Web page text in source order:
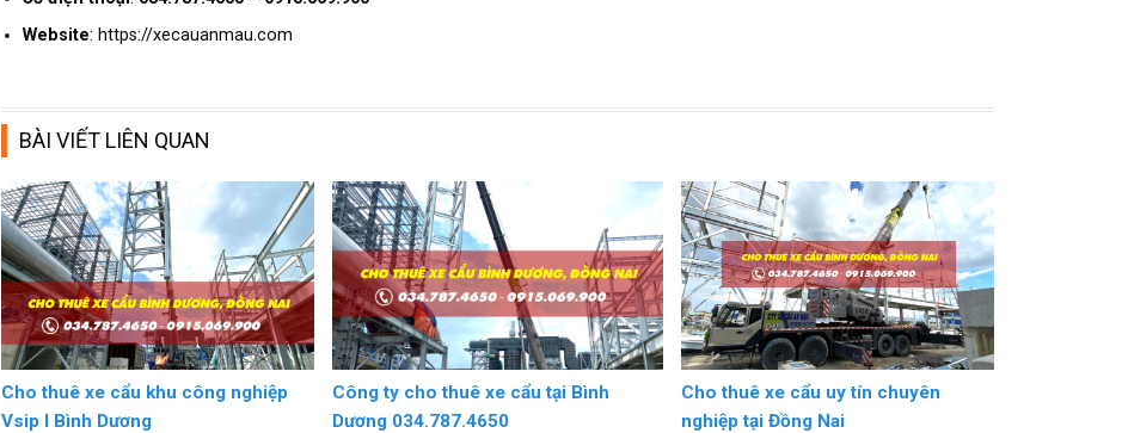
Website: https://xecauanmau.com
BÀI VIẾT LIÊN QUAN
Cho thuê xe cẩu khu công nghiệp
Vsip I Bình Dương
Công ty cho thuê xe cẩu tại Bình
Dương 034.787.4650
Cho thuê xe cẩu uy tín chuyên
nghiệp tại Đồng Nai